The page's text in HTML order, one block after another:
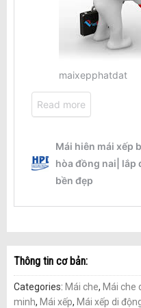
Thông tin cơ bản:
Categories: Mái che, Mái che
minh, Mái xếp, Mái xếp di